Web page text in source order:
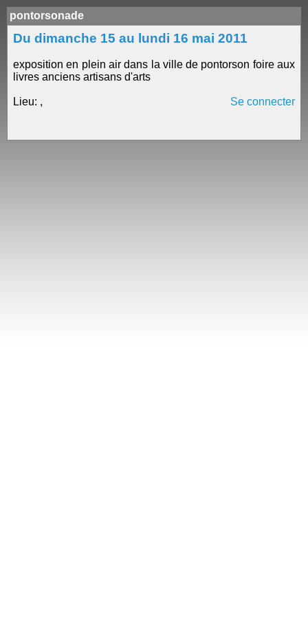
pontorsonade
Du dimanche 15 au lundi 16 mai 2011
exposition en plein air dans la ville de pontorson foire aux
livres anciens artisans d'arts
Lieu: , Se connecter